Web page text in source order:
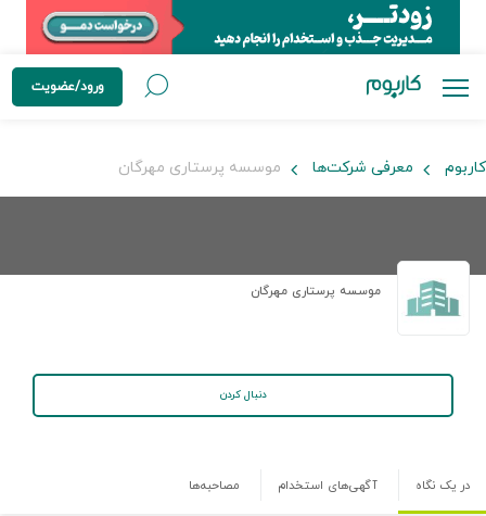
ورود/عضویت
کاربوم معرفی شرکت‌ها موسسه پرستاری مهرگان
موسسه پرستاری مهرگان
دنبال کردن
در یک نگاه آگهی‌های استخدام مصاحبه‌ها